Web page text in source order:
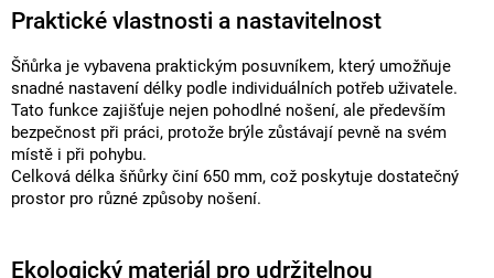
Praktické vlastnosti a nastavitelnost
Šňůrka je vybavena praktickým posuvníkem, který umožňuje
snadné nastavení délky podle individuálních potřeb uživatele.
Tato funkce zajišťuje nejen pohodlné nošení, ale především
bezpečnost při práci, protože brýle zůstávají pevně na svém
místě i při pohybu.
Celková délka šňůrky činí 650 mm, což poskytuje dostatečný
prostor pro různé způsoby nošení.
Ekologický materiál pro udržitelnou